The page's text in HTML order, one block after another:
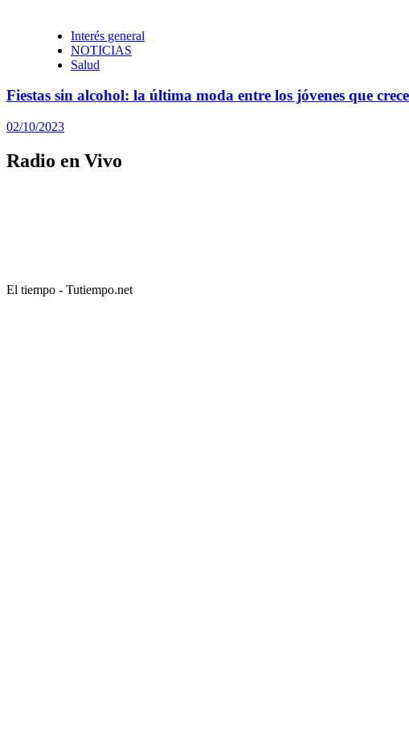
Interés general
NOTICIAS
Salud
Fiestas sin alcohol: la última moda entre los jóvenes que
02/10/2023
Radio en Vivo
El tiempo - Tutiempo.net